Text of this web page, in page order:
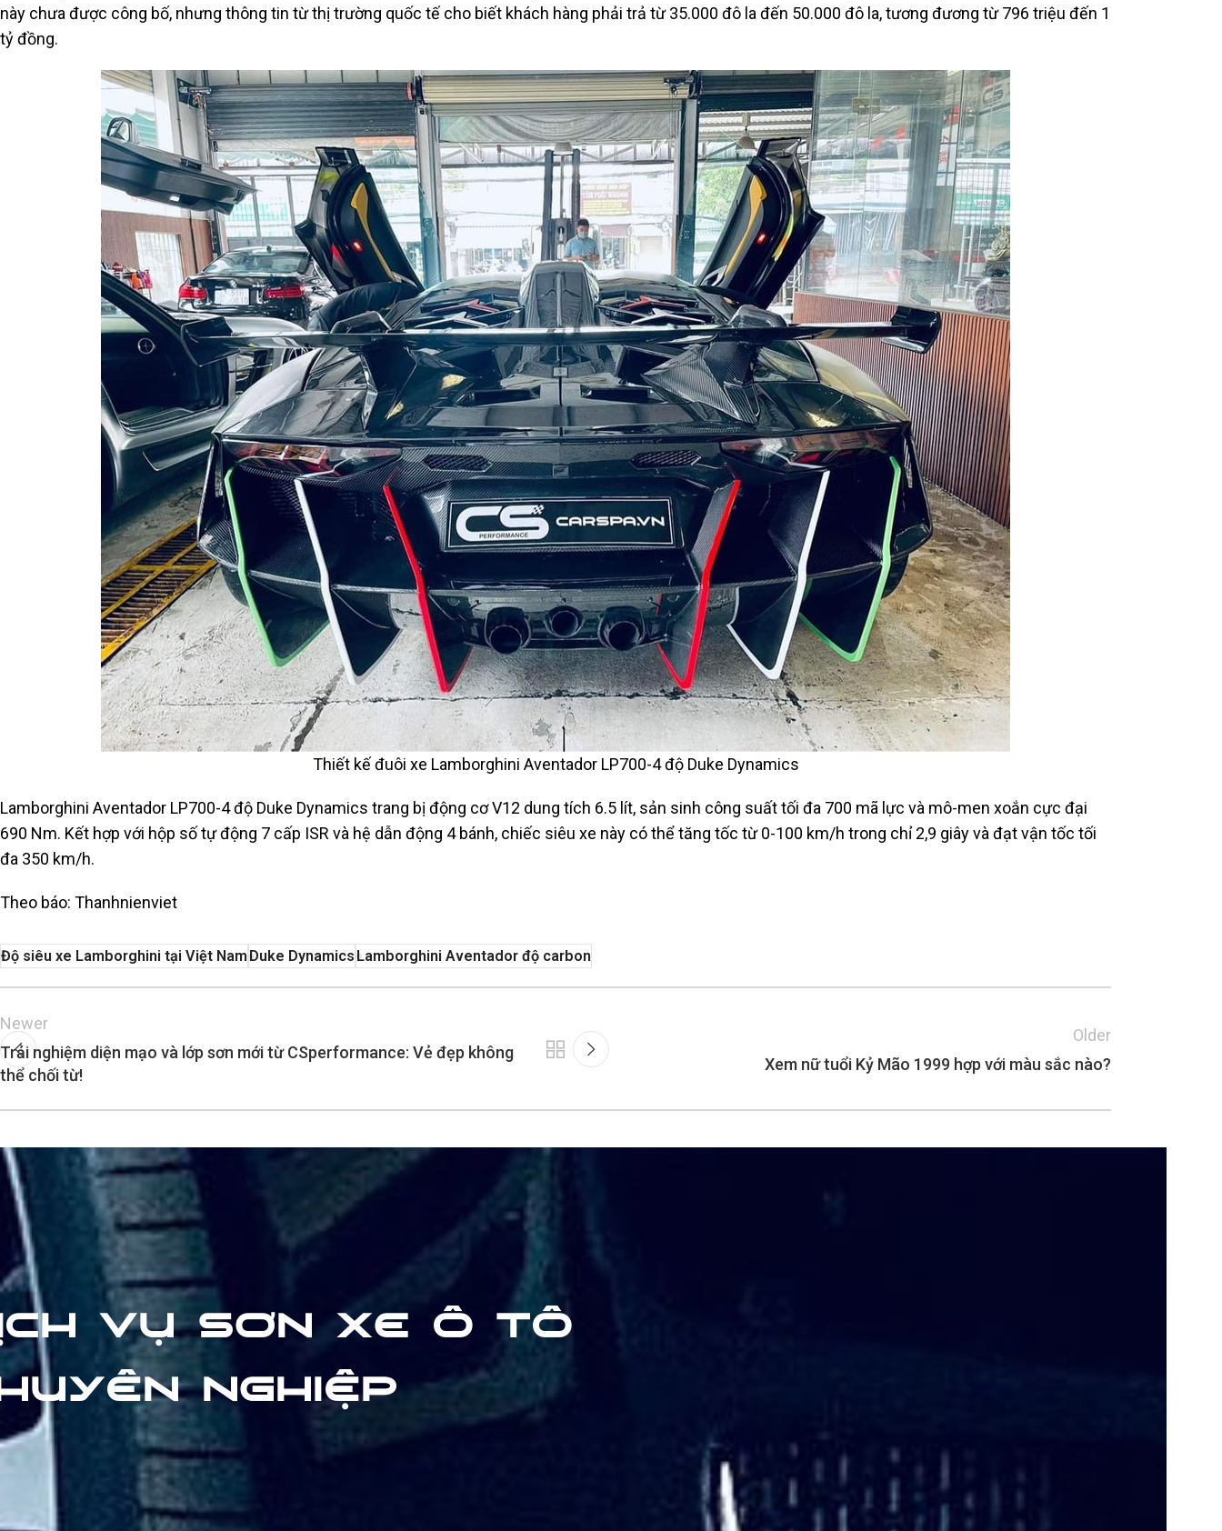
này chưa được công bố, nhưng thông tin từ thị trường quốc tế cho biết khách hàng phải trả từ 35.000 đô la đến 50.000 đô la, tương đương từ 796 triệu đến 1
tỷ đồng.
Thiết kế đuôi xe Lamborghini Aventador LP700-4 độ Duke Dynamics
Lamborghini Aventador LP700-4 độ Duke Dynamics trang bị động cơ V12 dung tích 6.5 lít, sản sinh công suất tối đa 700 mã lực và mô-men xoắn cực đại
690 Nm. Kết hợp với hộp số tự động 7 cấp ISR và hệ dẫn động 4 bánh, chiếc siêu xe này có thể tăng tốc từ 0-100 km/h trong chỉ 2,9 giây và đạt vận tốc tối
đa 350 km/h.
Theo báo: Thanhnienviet
Độ siêu xe Lamborghini tại Việt NamDuke DynamicsLamborghini Aventador độ carbon
Newer
Trải nghiệm diện mạo và lớp sơn mới từ CSperformance: Vẻ đẹp không
thể chối từ!
Older
Xem nữ tuổi Kỷ Mão 1999 hợp với màu sắc nào?
VỤ SƠN XE Ô TÔ
NGHIỆP